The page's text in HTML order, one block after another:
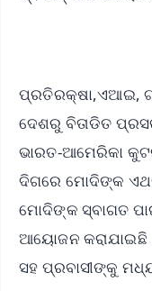
ପ୍ରତିରକ୍ଷା,ଏଆଇ,
ଦେଶରୁ ବିତାଡିତ
ଭାରତ-ଆମେରିକା
ଦିଗରେ ମୋଦିଙ୍କ
ମୋଦିଙ୍କ ସ୍ବାଗତ
ଆୟୋଜନ କରାଯାଇଛି
ସହ ପ୍ରବାସୀଙ୍କୁ